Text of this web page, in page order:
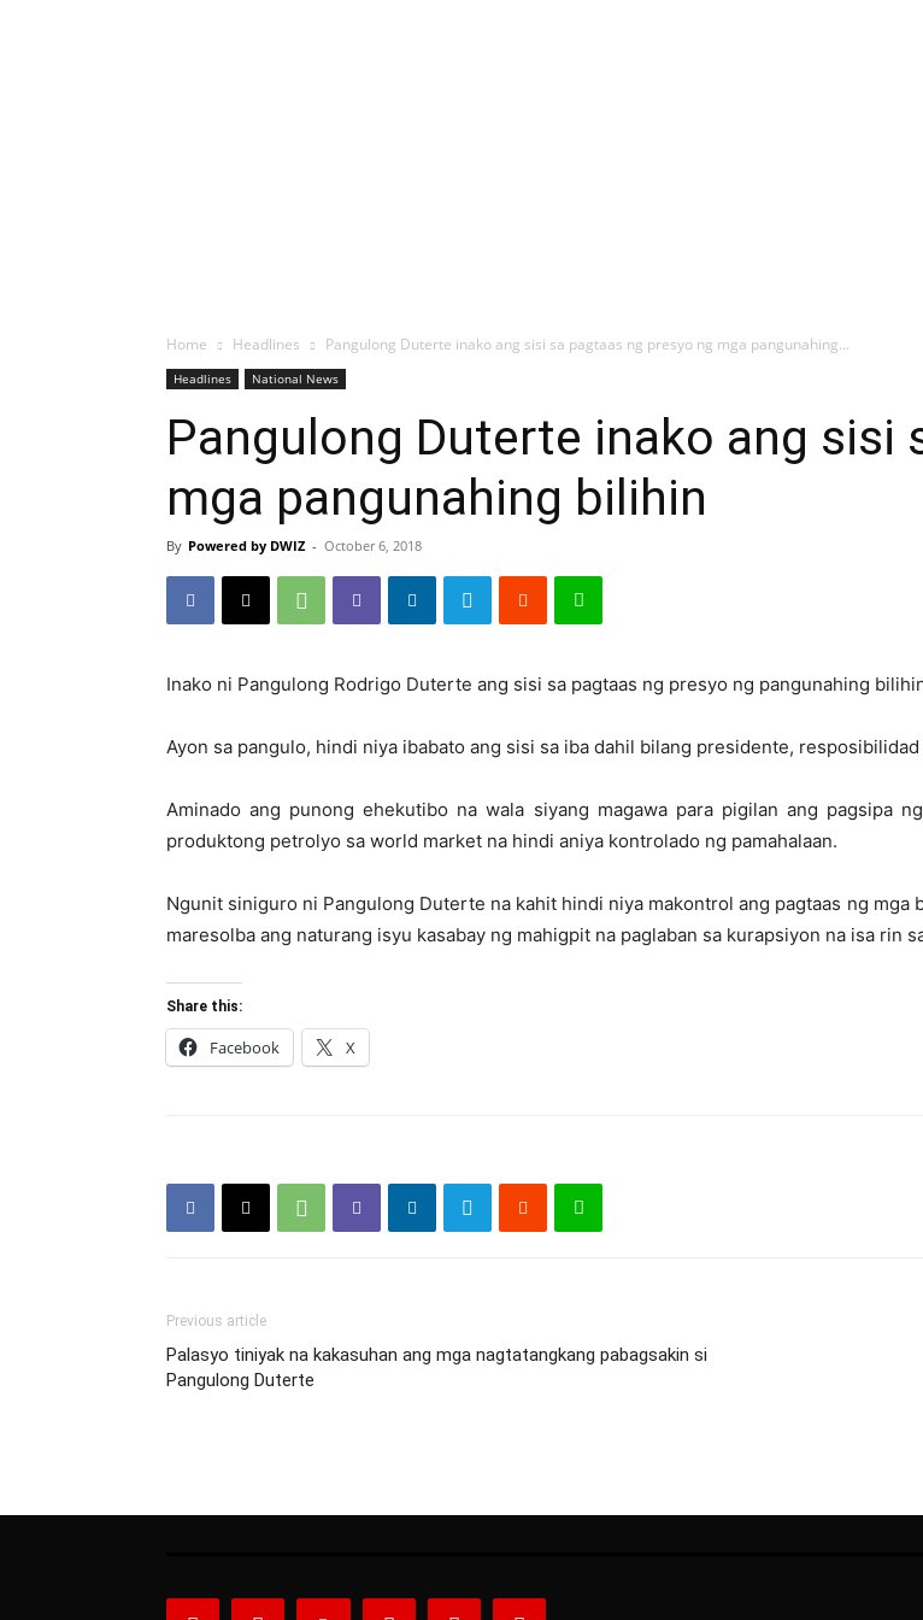
Home Headlines Pangulong Duterte inako ang sisi sa pagtaas ng presyo ng mga pangunahing...
Headlines National News
Pangulong Duterte inako ang sisi
mga pangunahing bilihin
By Powered by DWIZ - October 6, 2018
Inako ni Pangulong Rodrigo Duterte ang sisi sa pagtaas ng presyo ng pangunahing
Ayon sa pangulo, hindi niya ibabato ang sisi sa iba dahil bilang presidente,
Aminado ang punong ehekutibo na wala siyang magawa para pigilan ang pagsipa
produktong petrolyo sa world market na hindi aniya kontrolado ng pamahalaan.
Ngunit siniguro ni Pangulong Duterte na kahit hindi niya makontrol ang pagtaas ng mga
maresolba ang naturang isyu kasabay ng mahigpit na paglaban sa kurapsiyon na isa rin
Share this:
Facebook X
Previous article
Palasyo tiniyak na kakasuhan ang mga nagtatangkang pabagsakin si
Pangulong Duterte